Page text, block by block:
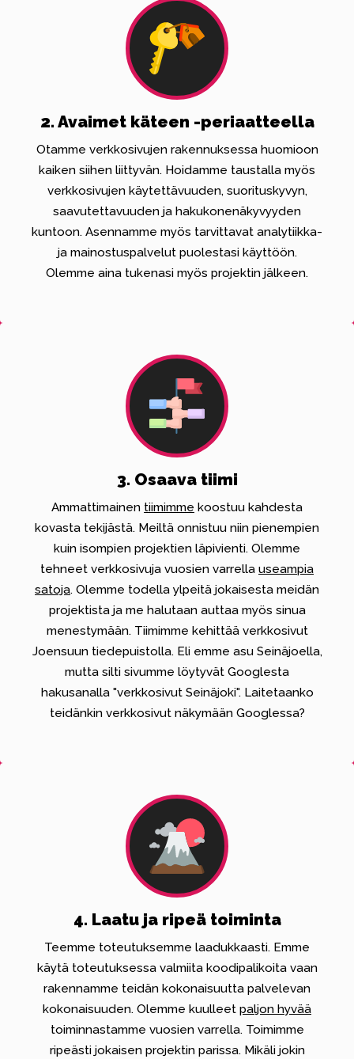
2. Avaimet käteen -periaatteella
Otamme verkkosivujen rakennuksessa huomioon
kaiken siihen liittyvän. Hoidamme taustalla myös
verkkosivujen käytettävuuden, suorituskyvyn,
saavutettavuuden ja hakukonenäkyvyyden
kuntoon. Asennamme myös tarvittavat analytiikka-
ja mainostuspalvelut puolestasi käyttöön.
Olemme aina tukenasi myös projektin jälkeen.
3. Osaava tiimi
Ammattimainen tiimimme koostuu kahdesta
kovasta tekijästä. Meiltä onnistuu niin pienempien
kuin isompien projektien läpivienti. Olemme
tehneet verkkosivuja vuosien varrella useampia
satoja. Olemme todella ylpeitä jokaisesta meidän
projektista ja me halutaan auttaa myös sinua
menestymään. Tiimimme kehittää verkkosivut
Joensuun tiedepuistolla. Eli emme asu Seinäjoella,
mutta silti sivumme löytyvät Googlesta
hakusanalla "verkkosivut Seinäjoki".Laitetaanko
teidänkin verkkosivut näkymään Googlessa?
4. Laatu ja ripeä toiminta
Teemme toteutuksemme laadukkaasti. Emme
käytä toteutuksessa valmiita koodipalikoita vaan
rakennamme teidän kokonaisuutta palvelevan
kokonaisuuden. Olemme kuulleet paljon hyvää
toiminnastamme vuosien varrella. Toimimme
ripeästi jokaisen projektin parissa. Mikäli jokin